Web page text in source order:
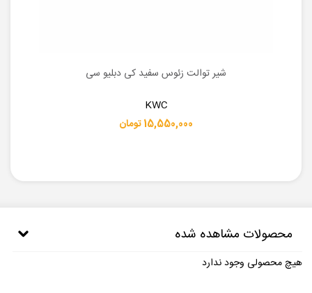
شیر توالت زئوس سفید کی دبلیو سی
KWC
15,550,000 تومان
محصولات مشاهده شده
هیچ محصولی وجود ندارد